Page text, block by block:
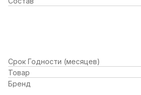
Срок Годности (месяцев)
Товар
Бренд